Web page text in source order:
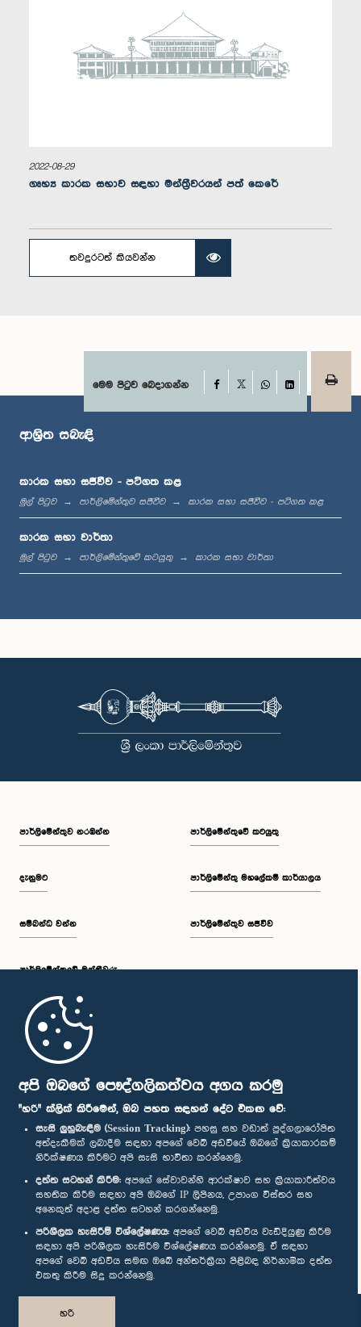
අපි ඔබගේ පෞද්ගලිකත්වය අගය කරමු
"හරි" ක්ලික් කිරීමෙන්, ඔබ පහත සඳහන් දේට එකඟ වේ:
සැසි ලුහුබැඳීම (Session Tracking): පහසු සහ වඩාත් පුද්ගලාරෝපිත
අත්දැකීමක් ලබාදීම සඳහා අපගේ වෙබ් අඩවියේ ඔබගේ ක්‍රියාකාරකම්
නිරීක්ෂණය කිරීමට අපි සැසි භාවිතා කරන්නෙමු.
දත්ත සටහන් කිරීම: අපගේ සේවාවන්හි ආරක්ෂාව සහ ක්‍රියාකාරීත්වය
සහතික කිරීම සඳහා අපි ඔබගේ IP ලිපිනය, උපාංග විස්තර සහ
අනෙකුත් අදාළ දත්ත සටහන් කරගන්නෙමු.
පරිශීලක හැසිරීම් විශ්ලේෂණය: අපගේ වෙබ් අඩවිය වැඩිදියුණු කිරීම
සඳහා අපි පරිශීලක හැසිරීම විශ්ලේෂණය කරන්නෙමු. ඒ සඳහා
අපගේ වෙබ් අඩවිය සමඟ ඔබේ අන්තර්ක්‍රියා පිළිබඳ නිර්නාමික දත්ත
එකතු කිරීම සිදු කරන්නෙමු.
හරි
සාමාජික
සාමාජික
සාමාජික
ගරු ජයන්ත කැටගොඩ මහතා, පා.ම.
2022-08-29
ගෘහ්‍ය කාරක සභාව සඳහා මන්ත්‍රීවරයන් පත් කෙරේ
තවදුරටත් කියවන්න
මෙම පිටුව බෙදාගන්න Facebook
WhatsApp
LinkedIn
ආශ්‍රිත සබැඳි
කාරක සභා සජීවීව - පටිගත කළ
මුල් පිටුව පාර්ලිමේන්තුව සජීවීව කාරක සභා සජීවීව - පටිගත කළ
කාරක සභා වාර්තා
මුල් පිටුව පාර්ලිමේන්තුවේ කටයුතු කාරක සභා වාර්තා
පාර්ලි‌මේන්තුව නරඹන්න
දැනුමට
සම්බන්ධ වන්න
පාර්ලි‌මේන්තුවේ මන්ත්‍රීවරු
මුල් පිටුව
පාර්ලිමේන්තුවේ කටයුතු
පාර්ලිමේන්තු මහලේකම් කාර්යාලය
පාර්ලිමේන්තුව සජීවීව
පාර්ලිමේන්තු ජංගම යෙදුම
අප හා සම්බන්ධ වී සිටින්න :
සම්මාන
පෞද්ගලිකත්ව ප්‍රතිපත්තිය